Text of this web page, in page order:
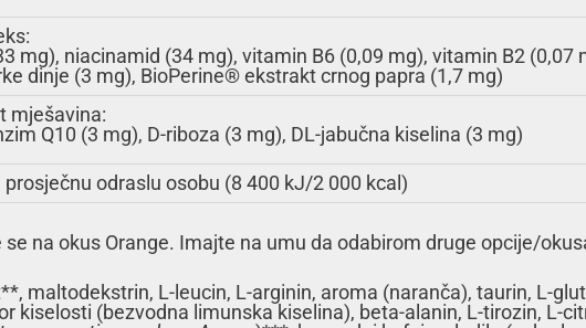
mg), niacinamid (34 mg), vitamin B6 (0,09 mg), vitamin B2 (0,07
dinje (3 mg), BioPerine® ekstrakt crnog papra (1,7 mg)
mješavina:
Q10 (3 mg), D-riboza (3 mg), DL-jabučna kiselina (3 mg)
prosječnu odraslu osobu (8 400 kJ/2 000 kcal)
na okus Orange. Imajte na umu da odabirom druge opcije/
maltodekstrin, L-leucin, L-arginin, aroma (naranča), taurin, L-
kiselosti (bezvodna limunska kiselina), beta-alanin, L-tirozin, L-